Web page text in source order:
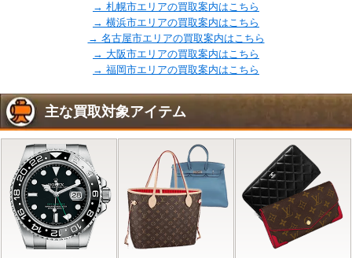
→ 札幌市エリアの買取案内はこちら
→ 横浜市エリアの買取案内はこちら
→ 名古屋市エリアの買取案内はこちら
→ 大阪市エリアの買取案内はこちら
→ 福岡市エリアの買取案内はこちら
主な買取対象アイテム